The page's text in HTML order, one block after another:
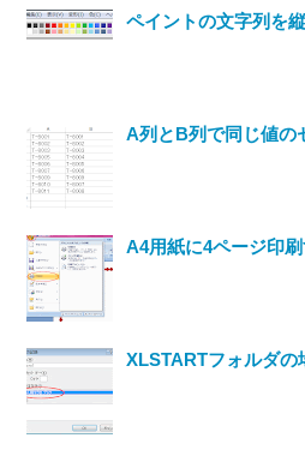
ペイントの文字列を
A列とB列で同じ値の
A4用紙に4ページ印
XLSTARTフォルダの